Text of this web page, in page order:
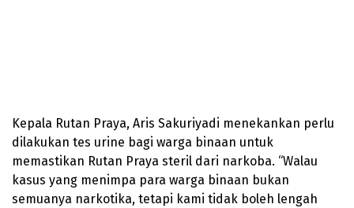
Kepala Rutan Praya, Aris Sakuriyadi menekankan perlu
dilakukan tes urine bagi warga binaan untuk
memastikan Rutan Praya steril dari narkoba. “Walau
kasus yang menimpa para warga binaan bukan
semuanya narkotika, tetapi kami tidak boleh lengah